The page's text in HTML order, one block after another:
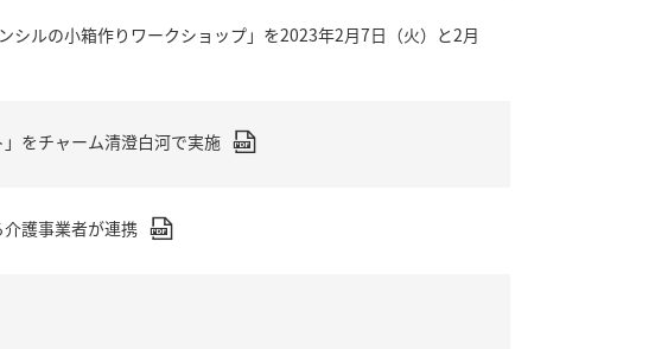
シルの小箱作りワークショップ」を2023年2月7日（火）と2月
をチャーム清澄白河で実施
護事業者が連携